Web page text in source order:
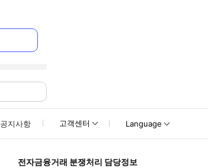
공지사항 고객센터 Language
전자금융거래 분쟁처리 담당정보